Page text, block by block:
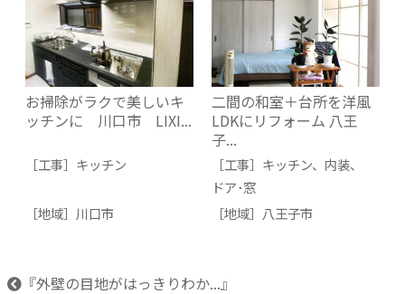
お掃除がラクで美しいキ
ッチンに 川口市 LIXI...
［工事］ キッチン
［地域］ 川口市
二間の和室＋台所を洋風
LDKにリフォーム 八王
子...
［工事］ キッチン、 内装、
ドア･窓
［地域］ 八王子市
『外壁の目地がはっきりわか...』